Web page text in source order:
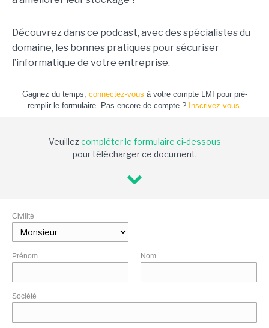
Découvrez dans ce podcast, avec des spécialistes du
domaine, les bonnes pratiques pour sécuriser
l’informatique de votre entreprise.
Gagnez du temps, connectez-vous à votre compte LMI pour pré-
remplir le formulaire. Pas encore de compte ? Inscrivez-vous.
Veuillezcompléter le formulaire ci-dessous
pour télécharger ce document.
Civilité
Prénom Nom
Société